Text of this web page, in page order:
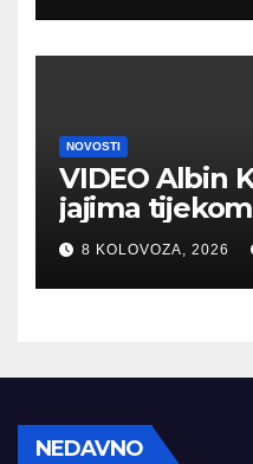
NOVOSTI
VIDEO Albin
jajima
Skupštine
8 KOLOVOZA, 2026
NEDAVNO